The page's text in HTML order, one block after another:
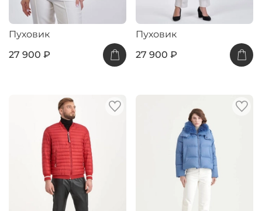
Пуховик
27 900 ₽
Пуховик
27 900 ₽